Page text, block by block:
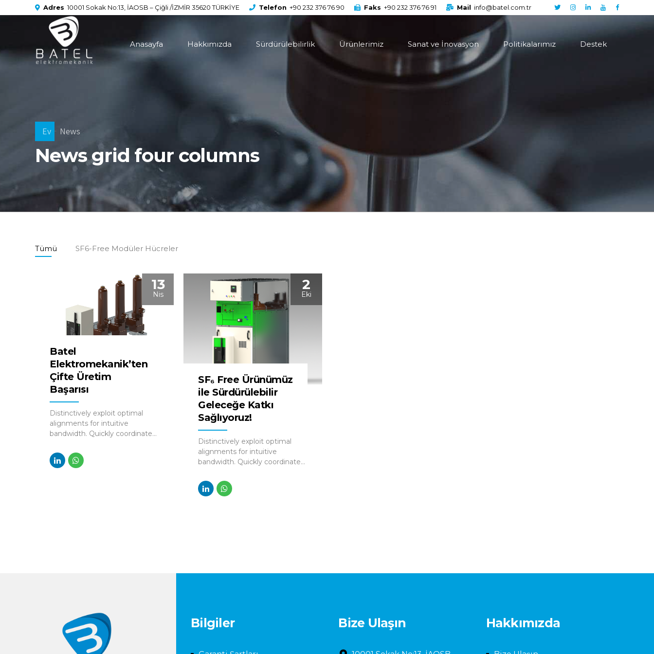
Adres 10001 Sokak No:13, İAOSB – Çiğli /İZMİR 35620 TÜRKİYE Telefon +90 232 376 76 90 Faks +90 232 376 76 91 Mail info@batel.com.tr
Anasayfa Hakkımızda Sürdürülebilirlik Ürünlerimiz Sanat ve İnovasyon Politikalarımız Destek
Ev News
News grid four columns
Tümü SF6-Free Modüler Hücreler​
13
Nis
Batel
Elektromekanik’ten
Çifte Üretim
Başarısı
Distinctively exploit optimal
alignments for intuitive
bandwidth. Quickly coordinate
revolutionary catalysts for
change. Seamlessly
2
Eki
SF₆ Free Ürünümüz
ile Sürdürülebilir
Geleceğe Katkı
Sağlıyoruz!
Distinctively exploit optimal
alignments for intuitive
bandwidth. Quickly coordinate
revolutionary catalysts for
change. Seamlessly
Bilgiler Bize Ulaşın Hakkımızda